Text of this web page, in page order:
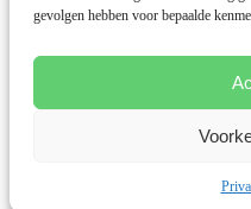
gevolgen hebben voor bepaalde
Disclaimer
Cookies
© 2026 Deze website draait op